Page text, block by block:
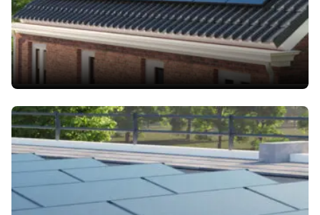
Tetti
piani